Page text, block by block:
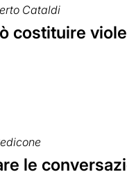
Cataldi
costituire
le